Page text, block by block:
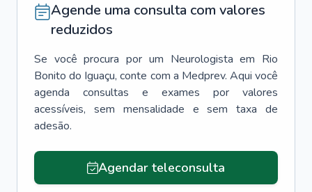
Agende uma consulta com valores
reduzidos
Se você procura por um Neurologista em Rio
Bonito do Iguaçu, conte com a Medprev. Aqui você
agenda consultas e exames por valores
acessíveis, sem mensalidade e sem taxa de
adesão.
Agendar teleconsulta